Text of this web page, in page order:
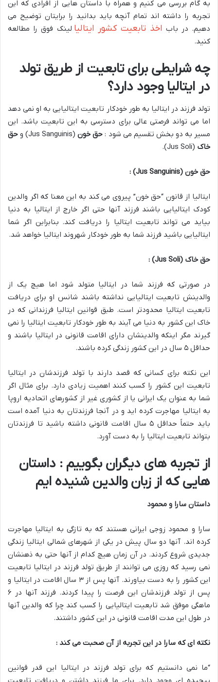
به گام بررسی می کنیم و همراه با داستان هایی از افرادی که این
تجربه را داشته اند تمام آنچه باید بدانید را برایتان توضیح می
دهیم. در باب اخذ تابعیت کشور ایتالیا لینک فوق را مطالعه
کنید.
چه شرایطی برای تابعیت از طریق تولد
در ایتالیا وجود دارد؟
تولد فرزند در ایتالیا به طور خودکار تابعیت ایتالیایی به او نمی دهد
اما می تواند فرصتی عالی برای دسترسی به این تابعیت باشد. این
مسیر به دو بخش تقسیم می شود : حق خون(Jus Sanguinis) و
حق
خاک (Jus Soli).
حق خون (Jus Sanguinis)
:
ایتالیا از قانون “حق خون” پیروی می کند به این معنا که اگر والدین
کودک ایتالیایی باشند فرزند آنها حتی اگر خارج از ایتالیا به دنیا
بیاید می تواند تابعیت ایتالیا را دریافت کند. بنابراین اگر شما
ایتالیایی باشید فرزند شما به طور خودکار شهروند ایتالیا خواهد شد.
حق خاک (Jus Soli)
:
در صورتی که فرزند شما در ایتالیا متولد شود اما هیچ یک از
والدینش تابعیت ایتالیایی نداشته باشند شانس او برای دریافت
تابعیت ایتالیا محدودتر است. طبق قوانین ایتالیا فرزندانی که در
خاک این کشور به دنیا می آیند به طور خودکار تابعیت ایتالیا را نمی
گیرند مگر اینکه والدینشان دارای اقامت قانونی در ایتالیا باشند و
حداقل ۵ سال در این کشور زندگی کرده باشند.
این نکته برای کسانی که قصد دارند با تولد فرزندشان در ایتالیا
تابعیت این کشور را کسب کنند اهمیت زیادی دارد. برای مثال اگر
شما به عنوان یک ایرانی یا از کشوری غیر از کشورهای اتحادیه اروپا
به ایتالیا مهاجرت کرده اید و در آنجا فرزندتان به دنیا آمده است
باید حتماً حداقل ۵ سال اقامت قانونی داشته باشید تا فرزندتان
بتواند تابعیت ایتالیا را به دست آورد.
از تجربه های دیگران بگوییم : داستان
هایی که از زبان والدین شنیده ایم
داستان سارا و محمود
سارا و محمود زوجی ایرانی هستند که به تازگی به ایتالیا مهاجرت
کرده اند. آنها دو سال پیش در یکی از شهرهای شمالی ایتالیا زندگی
جدیدی شروع کردند. در آن زمان هیچ کدام از آنها حتی به ذهنشان
نمی رسید که روزی می توانند از طریق تولد فرزند در ایتالیا تابعیت
این کشور را به دست بیاورند. آنها پس از ۳ سال اقامت در ایتالیا و
پس از تولد فرزندشان این فرصت را پیدا کردند. فرزند آنها در ۶
ماهگی موفق شد تابعیت ایتالیایی را کسب کند چرا که والدین آنها
در طول این مدت اقامت قانونی در این کشور داشتند.
نکته ای که سارا در این تجربه از آن صحبت می کند :
“ما نمی دانستیم که برای تولد فرزند در ایتالیا این قدر قوانین